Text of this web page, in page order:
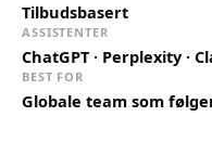
Tilbudsbasert
ASSISTENTER
ChatGPT · Perplexity ·
BEST FOR
Globale team som